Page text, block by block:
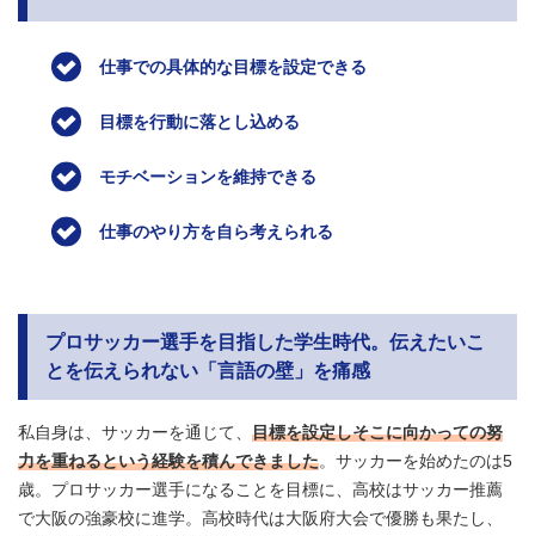
仕事での具体的な目標を設定できる
目標を行動に落とし込める
モチベーションを維持できる
仕事のやり方を自ら考えられる
プロサッカー選手を目指した学生時代。伝えたいこ
とを伝えられない「言語の壁」を痛感
私自身は、サッカーを通じて、 目標を設定しそこに向かっての努
力を重ねるという経験を積んできました。サッカーを始めたのは5
歳。プロサッカー選手になることを目標に、高校はサッカー推薦
で大阪の強豪校に進学。高校時代は大阪府大会で優勝も果たし、